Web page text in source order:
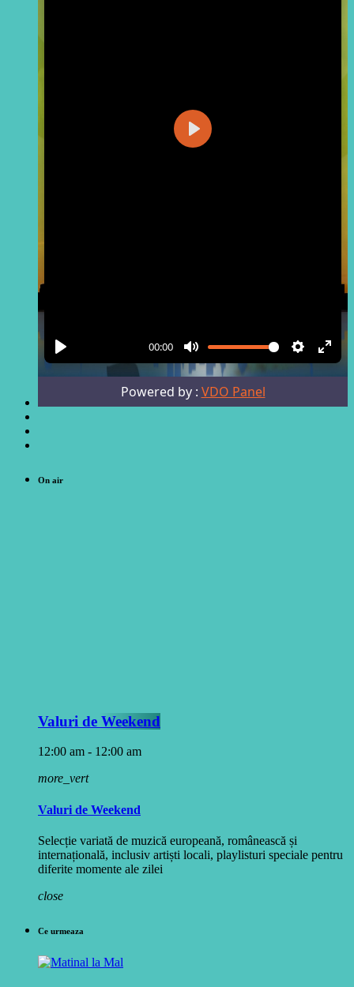
On air
Valuri de Weekend
12:00 am - 12:00 am
more_vert
Valuri de Weekend
Selecție variată de muzică europeană, românească și
internațională, inclusiv artiști locali, playlisturi speciale pentru
diferite momente ale zilei
close
Ce urmeaza